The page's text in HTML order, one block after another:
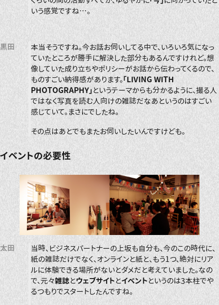
いう感覚ですね…。
黒田
本当そうですね。今お話お伺いしてる中で、いろいろ気になっ
ていたところが勝手に解決した部分もあるんですけれど。想
像していた成り立ちやポリシーがお話から伝わってくるので、
ものすごい納得感があります。「LIVING WITH
PHOTOGRAPHY」というテーマからも分かるように、撮る人
ではなく写真を読む人向けの雑誌だなあというのはすごい
感じていて。まさにでしたね。
その点はあとでもまたお伺いしたいんですけども。
イベントの必要性
太田
当時、ビジネスパートナーの上坂も自分も、今のこの時代に、
紙の雑誌だけでなく、オンラインと紙と、もう1つ、絶対にリア
ルに体験できる場所がないとダメだと考えていました。なの
で、元々雑誌とウェブサイトとイベントというのは3本柱でや
るつもりでスタートしたんですね。